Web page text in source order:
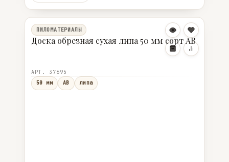
ПИЛОМАТЕРИАЛЫ
Доска обрезная сухая липа 50 мм сорт АВ
АРТ. 37695
50 мм
АВ липа